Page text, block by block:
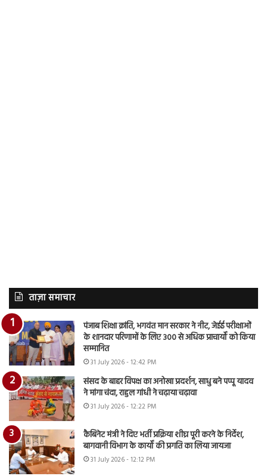
ताज़ा समाचार
पंजाब शिक्षा क्रांति, भगवंत मान सरकार ने नीट, जेईई परीक्षाओं
के शानदार परिणामों के लिए 300 से अधिक प्राचार्यों को किया
सम्मानित
31 July 2026 - 12:42 PM
संसद के बाहर विपक्ष का अनोखा प्रदर्शन, साधु बने पप्पू यादव
ने मांगा चंदा, राहुल गांधी ने चढ़ाया चढ़ावा
31 July 2026 - 12:22 PM
कैबिनेट मंत्री ने दिए भर्ती प्रक्रिया शीघ्र पूरी करने के निर्देश,
बागवानी विभाग के कार्यों की प्रगति का लिया जायजा
31 July 2026 - 12:12 PM